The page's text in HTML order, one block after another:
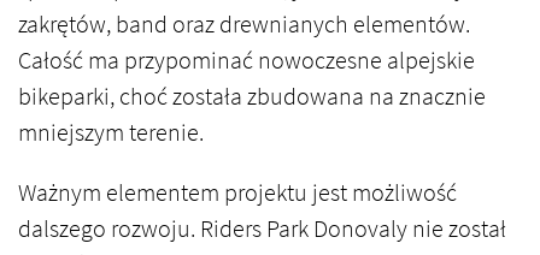
zakrętów, band oraz drewnianych elementów.
Całość ma przypominać nowoczesne alpejskie
bikeparki, choć została zbudowana na znacznie
mniejszym terenie.
Ważnym elementem projektu jest możliwość
dalszego rozwoju. Riders Park Donovaly nie został